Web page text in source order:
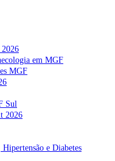
cheques psicólogo e
2026
do ouvido com
2026
sobre eventual gestão
2026
no novo sistema de acesso
em MGF
MGF
Sul
2026
e Diabetes